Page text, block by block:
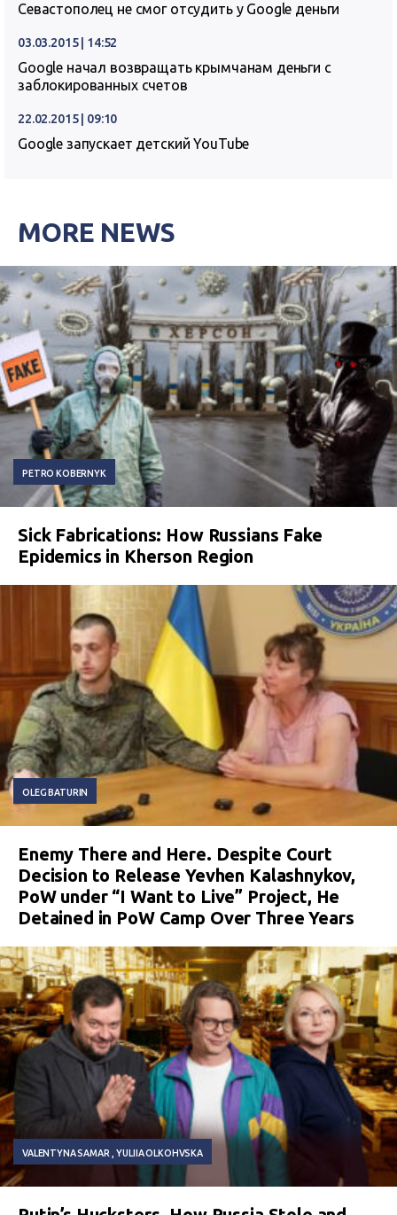
Севастополец не смог отсудить у Google деньги
03.03.2015 | 14:52
Google начал возвращать крымчанам деньги с
заблокированных счетов
22.02.2015 | 09:10
Google запускает детский YouTube
MORE NEWS
PETRO KOBERNYK
Sick Fabrications: How Russians Fake
Epidemics in Kherson Region
OLEG BATURIN
Enemy There and Here. Despite Court
Decision to Release Yevhen Kalashnykov,
PoW under “I Want to Live” Project, He
Detained in PoW Camp Over Three Years
VALENTYNA SAMAR YULIIA OLKOHVSKA